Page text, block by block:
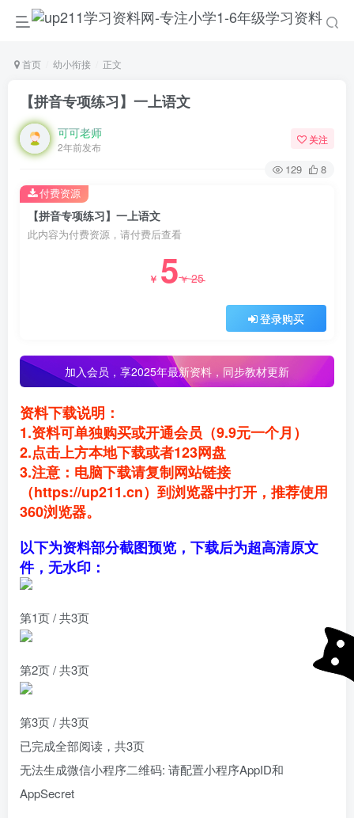
首页 幼小衔接 正文
【拼音专项练习】一上语文
可可老师
2年前发布
关注
129 8
【拼音专项练习】一上语文
此内容为付费资源，请付费后查看
￥ 5￥25
登录购买
付费资源
加入会员， 享2025年最新资料，同步教材更新
资料下载说明：
1.资料可单独购买或开通会员（9.9元一个月）
2.点击上方本地下载或者123网盘
3.注意：电脑下载请复制网站链接
（https://up211.cn）到浏览器中打开，推荐使用
360浏览器。
以下为资料部分截图预览，下载后为超高清原文
件，无水印：
第1页 / 共3页
第2页 / 共3页
第3页 / 共3页
已完成全部阅读，共3页
无法生成微信小程序二维码: 请配置小程序AppID和
AppSecret